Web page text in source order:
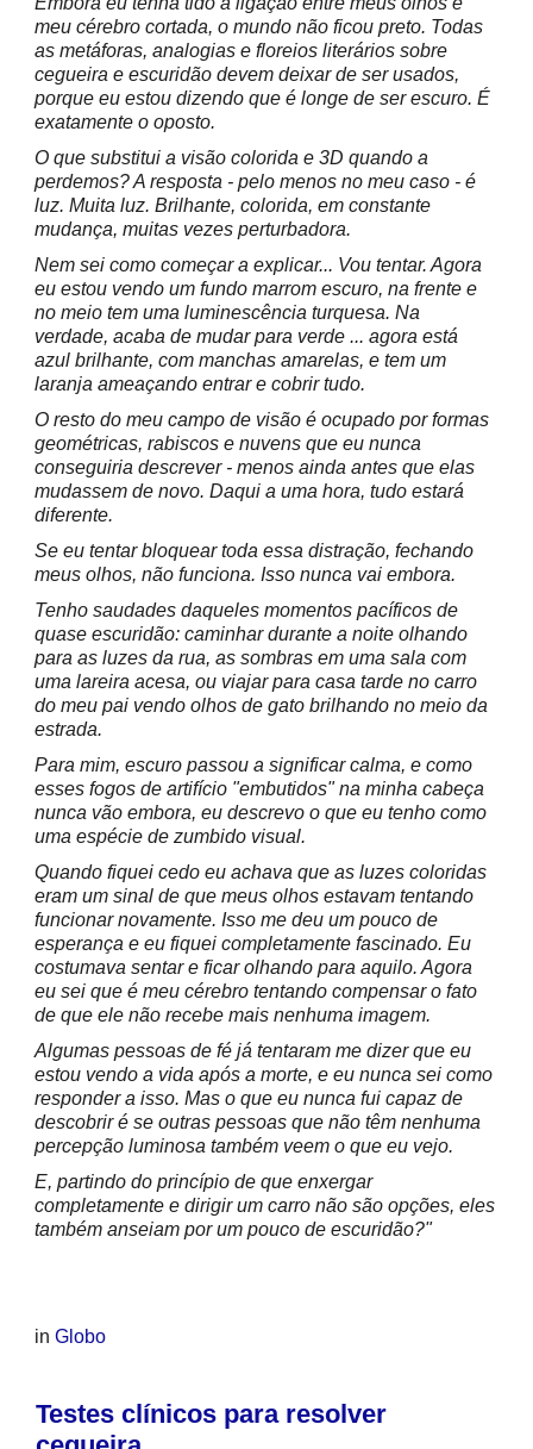
meu cérebro cortada, o mundo não ficou preto. Todas
as metáforas, analogias e floreios literários sobre
cegueira e escuridão devem deixar de ser usados,
porque eu estou dizendo que é longe de ser escuro. É
exatamente o oposto.
O que substitui a visão colorida e 3D quando a
perdemos? A resposta - pelo menos no meu caso - é
luz. Muita luz. Brilhante, colorida, em constante
mudança, muitas vezes perturbadora.
Nem sei como começar a explicar... Vou tentar. Agora
eu estou vendo um fundo marrom escuro, na frente e
no meio tem uma luminescência turquesa. Na
verdade, acaba de mudar para verde ... agora está
azul brilhante, com manchas amarelas, e tem um
laranja ameaçando entrar e cobrir tudo.
O resto do meu campo de visão é ocupado por formas
geométricas, rabiscos e nuvens que eu nunca
conseguiria descrever - menos ainda antes que elas
mudassem de novo. Daqui a uma hora, tudo estará
diferente.
Se eu tentar bloquear toda essa distração, fechando
meus olhos, não funciona. Isso nunca vai embora.
Tenho saudades daqueles momentos pacíficos de
quase escuridão: caminhar durante a noite olhando
para as luzes da rua, as sombras em uma sala com
uma lareira acesa, ou viajar para casa tarde no carro
do meu pai vendo olhos de gato brilhando no meio da
estrada.
Para mim, escuro passou a significar calma, e como
esses fogos de artifício "embutidos" na minha cabeça
nunca vão embora, eu descrevo o que eu tenho como
uma espécie de zumbido visual.
Quando fiquei cedo eu achava que as luzes coloridas
eram um sinal de que meus olhos estavam tentando
funcionar novamente. Isso me deu um pouco de
esperança e eu fiquei completamente fascinado. Eu
costumava sentar e ficar olhando para aquilo. Agora
eu sei que é meu cérebro tentando compensar o fato
de que ele não recebe mais nenhuma imagem.
Algumas pessoas de fé já tentaram me dizer que eu
estou vendo a vida após a morte, e eu nunca sei como
responder a isso. Mas o que eu nunca fui capaz de
descobrir é se outras pessoas que não têm nenhuma
percepção luminosa também veem o que eu vejo.
E, partindo do princípio de que enxergar
completamente e dirigir um carro não são opções, eles
também anseiam por um pouco de escuridão?"
inGlobo
Testes clínicos para resolver